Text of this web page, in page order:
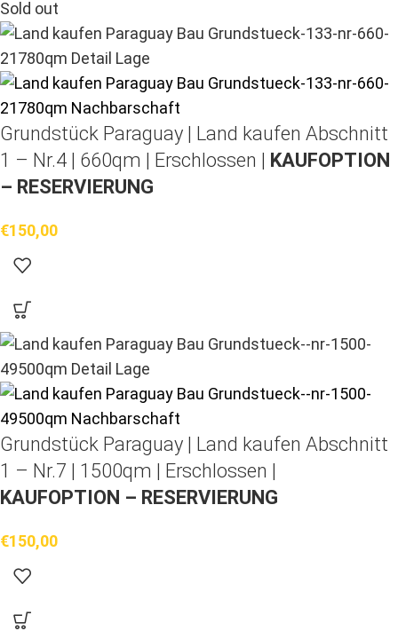
Sold out
Grundstück Paraguay | Land kaufen Abschnitt
1 – Nr.4 | 660qm | Erschlossen | KAUFOPTION
– RESERVIERUNG
€150,00
Grundstück Paraguay | Land kaufen Abschnitt
1 – Nr.7 | 1500qm | Erschlossen |
KAUFOPTION – RESERVIERUNG
€150,00